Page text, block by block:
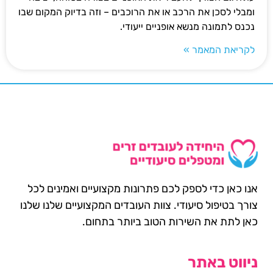
ומבלי לסכן את הרכב או את הרוכבים – וזה בדיוק המקום שבו
נכנס לתמונה מנשא אופניים ייעודי.
לקריאת המאמר »
אנו כאן כדי לספק לכם פתרונות מקצועיים ואמינים לכל
צורך בטיפול סיעודי. צוות העובדים המקצועיים שלנו שלנו
כאן לתת את השירות הטוב ביותר בתחום.
ניווט באתר